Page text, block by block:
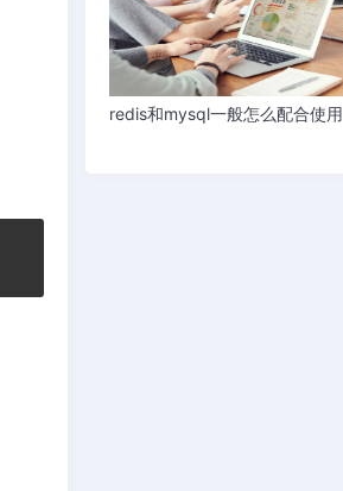
redis和mysql一般怎么配合使用